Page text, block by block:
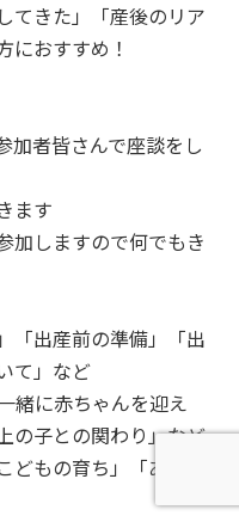
てきた」「産後のリア
おすすめ！
加者皆さんで座談をし
ます
加しますので何でもき
「出産前の準備」「出
て」など
緒に赤ちゃんを迎え
の子との関わり」など
もの育ち」「あそび